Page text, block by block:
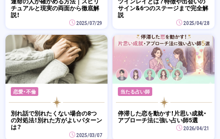
チュアルと現実の両面から徹底解
説！
2025/07/29
サイン&6つのステージまで完全解
説
2025/04/28
恋愛・不倫
別れ話で別れたくない場合の8つ
の対処法！別れた方がよいパターン
は？
2025/03/07
当たる占い師
停滞した恋を動かす！片思い成就・
アプローチ法に強い占い師5選
2026/04/21